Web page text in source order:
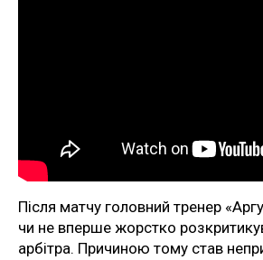
Після матчу головний тренер
чи не вперше жорстко
арбітра. Причиною тому став